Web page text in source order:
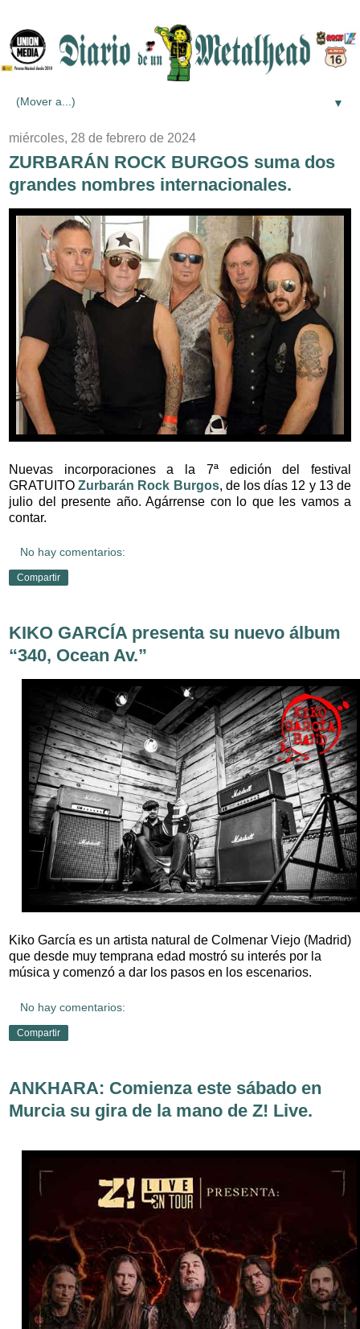
▼
miércoles, 28 de febrero de 2024
ZURBARÁN ROCK BURGOS suma dos
grandes nombres internacionales.
Nuevas incorporaciones a la 7ª edición del festival
GRATUITOZurbarán Rock Burgos, de los días 12 y 13 de
julio del presente año. Agárrense con lo que les vamos a
contar.
No hay comentarios:
Compartir
KIKO GARCÍA presenta su nuevo álbum
“340, Ocean Av.”
Kiko García es un artista natural de Colmenar Viejo (Madrid)
que desde muy temprana edad mostró su interés por la
música y comenzó a dar los pasos en los escenarios.
No hay comentarios:
Compartir
ANKHARA: Comienza este sábado en
Murcia su gira de la mano de Z! Live.